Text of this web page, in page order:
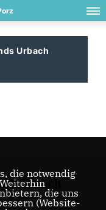
Urbach
Urbach
die notwendig
die uns
(Website-